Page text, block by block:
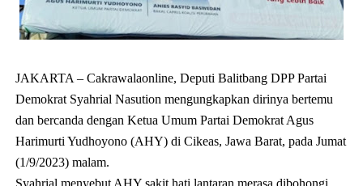
JAKARTA – Cakrawalaonline, Deputi Balitbang DPP Partai
Demokrat Syahrial Nasution mengungkapkan dirinya bertemu
dan bercanda dengan Ketua Umum Partai Demokrat Agus
Harimurti Yudhoyono (AHY) di Cikeas, Jawa Barat, pada Jumat
(1/9/2023) malam.
Syahrial menyebut AHY sakit hati lantaran merasa dibohongi